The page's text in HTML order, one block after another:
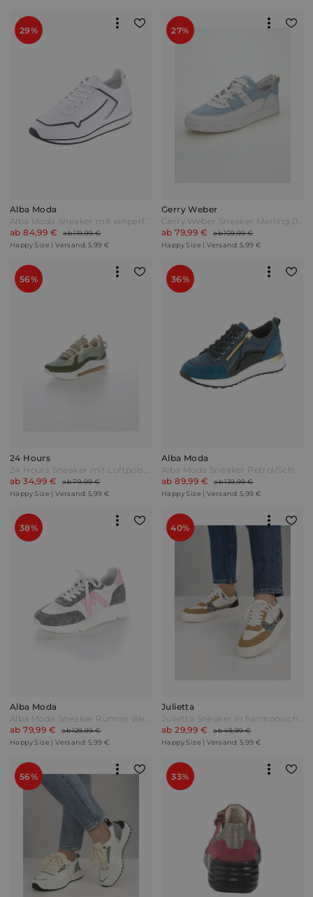
29%
Alba Moda
Alba Moda Sneaker mit einperforierten Markeninitialien Weiß/Schwarz
ab 84,99 €
ab 119,99 €
Happy Size | Versand: 5,99 €
27%
Gerry Weber
Gerry Weber Sneaker Marling 03 Hellblau/Weiß
ab 79,99 €
ab 109,99 €
Happy Size | Versand: 5,99 €
56%
24 Hours
24 Hours Sneaker mit Luftpolsterlaufsohle Grün
ab 34,99 €
ab 79,99 €
Happy Size | Versand: 5,99 €
36%
Alba Moda
Alba Moda Sneaker Petrol/Schwarz Blau
ab 89,99 €
ab 139,99 €
Happy Size | Versand: 5,99 €
38%
Alba Moda
Alba Moda Sneaker Runner Weiß/Grau/Rosé
ab 79,99 €
ab 129,99 €
Happy Size | Versand: 5,99 €
40%
Julietta
Julietta Sneaker in harmonischer Farbkombination Weiß Braun
ab 29,99 €
ab 49,99 €
Happy Size | Versand: 5,99 €
56% 33%